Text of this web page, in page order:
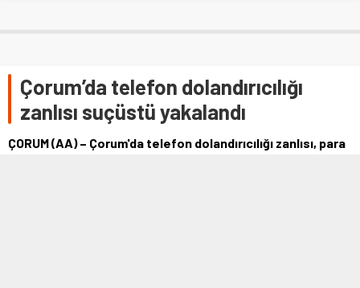
Çorum’da telefon dolandırıcılığı
zanlısı suçüstü yakalandı
ÇORUM (AA) – Çorum'da telefon dolandırıcılığı zanlısı, para